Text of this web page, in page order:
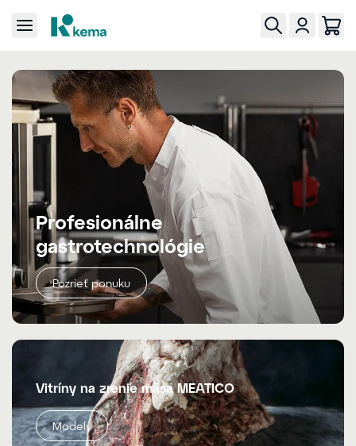
Profesionálne
gastrotechnológie
Pozrieť ponuku
Vitríny na zrenie mäsa MEATICO
Modely